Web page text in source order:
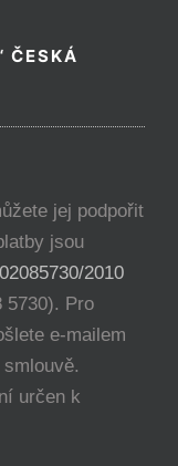
ČESKÁ
jej podpořit
jsou
2010
5730). Pro
e-mailem
určen k